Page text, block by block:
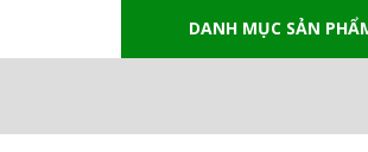
DANH MỤC SẢN